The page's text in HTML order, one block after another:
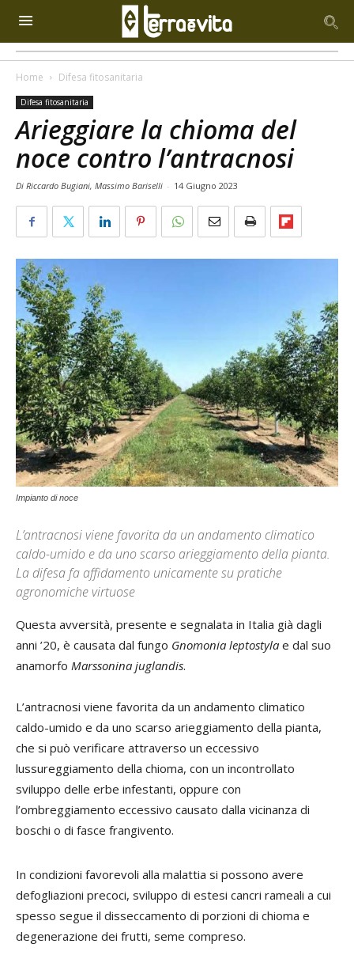
Home Difesa fitosanitaria
Difesa fitosanitaria
Arieggiare la chioma del
noce contro l’antracnosi
Di Riccardo Bugiani, Massimo Bariselli - 14 Giugno 2023
Impianto di noce
L’antracnosi viene favorita da un andamento climatico
caldo-umido e da uno scarso arieggiamento della pianta.
La difesa fa affidamento unicamente su pratiche
agronomiche virtuose
Questa avversità, presente e segnalata in Italia già dagli
anni ’20, è causata dal fungo Gnomonia leptostyla e dal suo
anamorfo Marssonina juglandis.
L’antracnosi viene favorita da un andamento climatico
caldo-umido e da uno scarso arieggiamento della pianta,
che si può verificare attraverso un eccessivo
lussureggiamento della chioma, con un incontrollato
sviluppo delle erbe infestanti, oppure con
l’ombreggiamento eccessivo causato dalla vicinanza di
boschi o di fasce frangivento.
In condizioni favorevoli alla malattia si possono avere
defogliazioni precoci, sviluppo di estesi cancri rameali a cui
spesso segue il disseccamento di porzioni di chioma e
degenerazione dei frutti, seme compreso.